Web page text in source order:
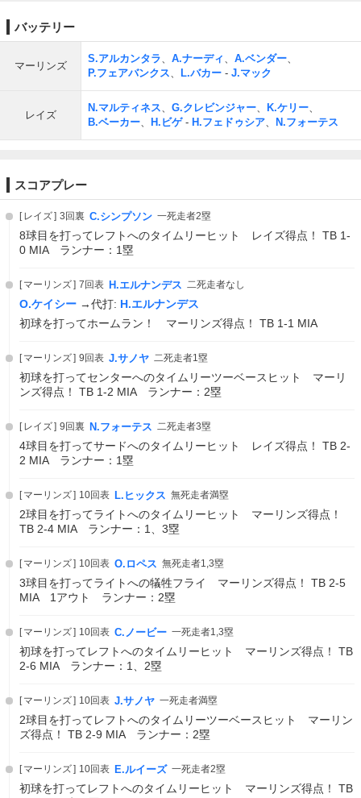
バッテリー
マーリンズ
S.アルカンタラ、 A.ナーディ 、 A.ベンダー、
P.フェアバンクス、 L.バカー - J.マック
レイズ
N.マルティネス、 G.クレビンジャー、 K.ケリー、
B.ベーカー、 H.ビゲ- H.フェドゥシア、 N.フォーテス
スコアプレー
レイズ 3回裏 C.シンプソン 一死走者2塁
8球目を打ってレフトへのタイムリーヒット レイズ得点！ TB 1-
0 MIA ランナー：1塁
マーリンズ 7回表 H.エルナンデス 二死走者なし
O.ケイシー →代打: H.エルナンデス
初球を打ってホームラン！ マーリンズ得点！ TB 1-1 MIA
マーリンズ 9回表 J.サノヤ 二死走者1塁
初球を打ってセンターへのタイムリーツーベースヒット マーリ
ンズ得点！ TB 1-2 MIA ランナー：2塁
レイズ 9回裏 N.フォーテス 二死走者3塁
4球目を打ってサードへのタイムリーヒット レイズ得点！ TB 2-
2 MIA ランナー：1塁
マーリンズ 10回表 L.ヒックス 無死走者満塁
2球目を打ってライトへのタイムリーヒット マーリンズ得点！
TB 2-4 MIA ランナー：1、3塁
マーリンズ 10回表 O.ロペス 無死走者1,3塁
3球目を打ってライトへの犠牲フライ マーリンズ得点！ TB 2-5
MIA 1アウト ランナー：2塁
マーリンズ 10回表 C.ノービー 一死走者1,3塁
初球を打ってレフトへのタイムリーヒット マーリンズ得点！ TB
2-6 MIA ランナー：1、2塁
マーリンズ 10回表 J.サノヤ 一死走者満塁
2球目を打ってレフトへのタイムリーツーベースヒット マーリン
ズ得点！ TB 2-9 MIA ランナー：2塁
マーリンズ 10回表 E.ルイーズ 一死走者2塁
初球を打ってレフトへのタイムリーヒット マーリンズ得点！ TB